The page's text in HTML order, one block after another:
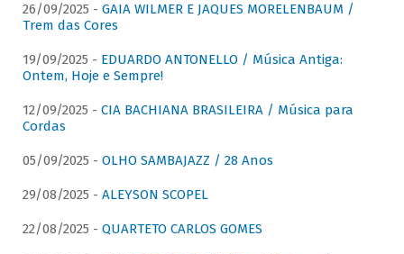
26/09/2025 - GAIA WILMER E JAQUES MORELENBAUM /
Trem das Cores
19/09/2025 - EDUARDO ANTONELLO / Música Antiga:
Ontem, Hoje e Sempre!
12/09/2025 - CIA BACHIANA BRASILEIRA / Música para
Cordas
05/09/2025 - OLHO SAMBAJAZZ / 28 Anos
29/08/2025 - ALEYSON SCOPEL
22/08/2025 - QUARTETO CARLOS GOMES